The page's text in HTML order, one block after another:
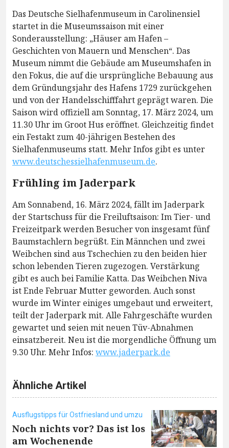
Das Deutsche Sielhafenmuseum in Carolinensiel
startet in die Museumssaison mit einer
Sonderausstellung: „Häuser am Hafen –
Geschichten von Mauern und Menschen“. Das
Museum nimmt die Gebäude am Museumshafen in
den Fokus, die auf die ursprüngliche Bebauung aus
dem Gründungsjahr des Hafens 1729 zurückgehen
und von der Handelsschifffahrt geprägt waren. Die
Saison wird offiziell am Sonntag, 17. März 2024, um
11.30 Uhr im Groot Hus eröffnet. Gleichzeitig findet
ein Festakt zum 40-jährigen Bestehen des
Sielhafenmuseums statt. Mehr Infos gibt es unter
www.deutschessielhafenmuseum.de.
Frühling im Jaderpark
Am Sonnabend, 16. März 2024, fällt im Jaderpark
der Startschuss für die Freiluftsaison: Im Tier- und
Freizeitpark werden Besucher von insgesamt fünf
Baumstachlern begrüßt. Ein Männchen und zwei
Weibchen sind aus Tschechien zu den beiden hier
schon lebenden Tieren zugezogen. Verstärkung
gibt es auch bei Familie Katta. Das Weibchen Niva
ist Ende Februar Mutter geworden. Auch sonst
wurde im Winter einiges umgebaut und erweitert,
teilt der Jaderpark mit. Alle Fahrgeschäfte wurden
gewartet und seien mit neuen Tüv-Abnahmen
einsatzbereit. Neu ist die morgendliche Öffnung um
9.30 Uhr. Mehr Infos: www.jaderpark.de
Ähnliche Artikel
Ausflugstipps für Ostfriesland und umzu
Noch nichts vor? Das ist los
am Wochenende